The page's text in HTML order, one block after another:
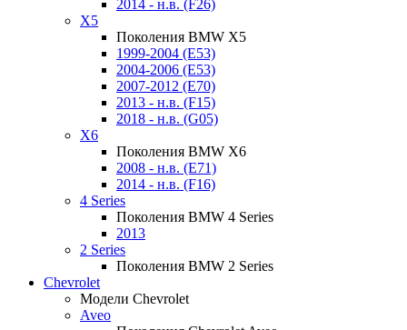
2014 - н.в. (F26)
X5
Поколения BMW X5
1999-2004 (E53)
2004-2006 (E53)
2007-2012 (E70)
2013 - н.в. (F15)
2018 - н.в. (G05)
X6
Поколения BMW X6
2008 - н.в. (E71)
2014 - н.в. (F16)
4 Series
Поколения BMW 4 Series
2013
2 Series
Поколения BMW 2 Series
Chevrolet
Модели Chevrolet
Aveo